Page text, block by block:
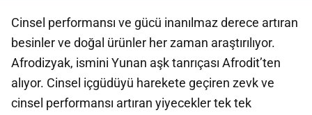
Cinsel performansı ve gücü inanılmaz derece artıran
besinler ve doğal ürünler her zaman araştırılıyor.
Afrodizyak, ismini Yunan aşk tanrıçası Afrodit’ten
alıyor. Cinsel içgüdüyü harekete geçiren zevk ve
cinsel performansı artıran yiyecekler tek tek